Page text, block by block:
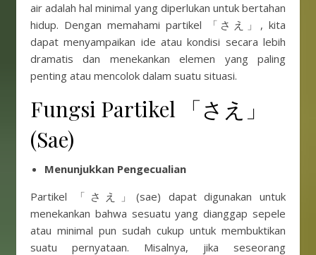
air adalah hal minimal yang diperlukan untuk bertahan
hidup. Dengan memahami partikel 「さえ」, kita
dapat menyampaikan ide atau kondisi secara lebih
dramatis dan menekankan elemen yang paling
penting atau mencolok dalam suatu situasi.
Fungsi Partikel 「さえ」
(Sae)
Menunjukkan Pengecualian
Partikel 「さえ」(sae) dapat digunakan untuk
menekankan bahwa sesuatu yang dianggap sepele
atau minimal pun sudah cukup untuk membuktikan
suatu pernyataan. Misalnya, jika seseorang